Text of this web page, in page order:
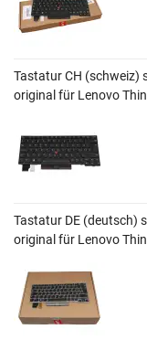
Tastatur CH (schweiz)
original für Lenovo
Tastatur DE (deutsch)
original für Lenovo